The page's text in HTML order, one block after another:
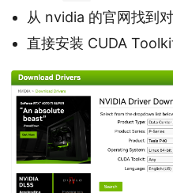
从 nvidia 的官网找到
直接安装 CUDA